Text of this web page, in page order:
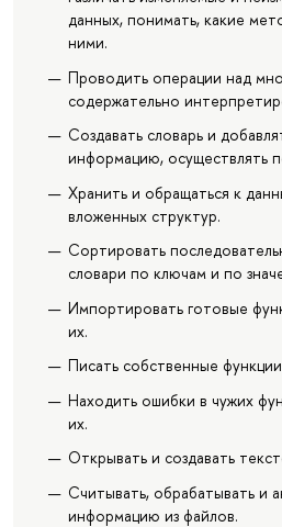
данных, понимать, какие
ними.
Проводить операции над
содержательно
Создавать словарь и
информацию, осуществлять
Хранить и обращаться к
вложенных структур.
Сортировать
словари по ключам и по
Импортировать готовые
их.
Писать собственные
Находить ошибки в чужих
их.
Открывать и создавать
Считывать, обрабатывать и
информацию из файлов.